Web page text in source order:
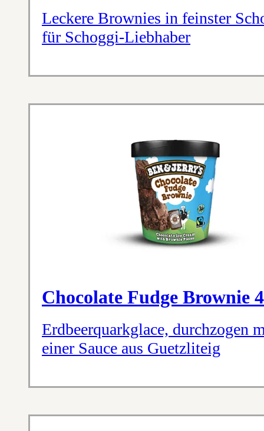
Leckere Brownies in feinster
für Schoggi-Liebhaber
Chocolate Fudge Brownie
Erdbeerquarkglace, durchzogen
einer Sauce aus Guetzliteig